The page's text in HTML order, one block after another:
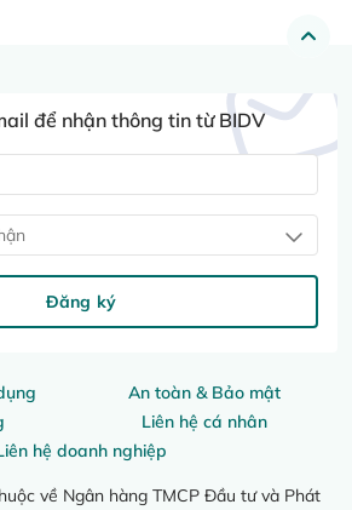
An toàn & Bảo mật
Liên hệ cá nhân
hệ doanh nghiệp
về Ngân hàng TMCP Đầu tư và Phát
để nhận thông tin từ BIDV
Đăng ký